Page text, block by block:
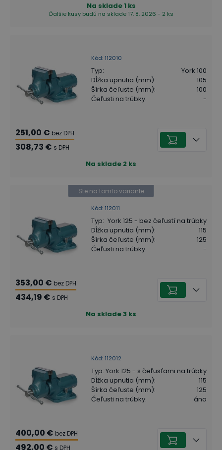
Na sklade1 ks
Ďalšie kusy budú na sklade 17. 8. 2026 - 2 ks
Kód: 112010
Typ:
York 100
Dĺžka upnutia (mm):
105
Šírka čeľuste (mm):
100
Čeľusti na trúbky: -
251,00 € bez DPH
308,73 € s DPH
Na sklade 2 ks
Kód: 112011
Ste na tomto variante
Typ: York 125 - bez čeľustí na trúbky
Dĺžka upnutia (mm):
115
Šírka čeľuste (mm):
125
Čeľusti na trúbky: -
353,00 € bez DPH
434,19 € s DPH
Na sklade3 ks
Kód: 112012
Typ: York 125 - s čeľusťami na trúbky
Dĺžka upnutia (mm):
115
Šírka čeľuste (mm):
125
Čeľusti na trúbky: áno
400,00 € bez DPH
492,00 € s DPH